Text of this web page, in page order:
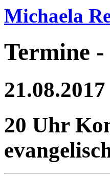
Michaela
Termine
21.08.2017
20 Uhr